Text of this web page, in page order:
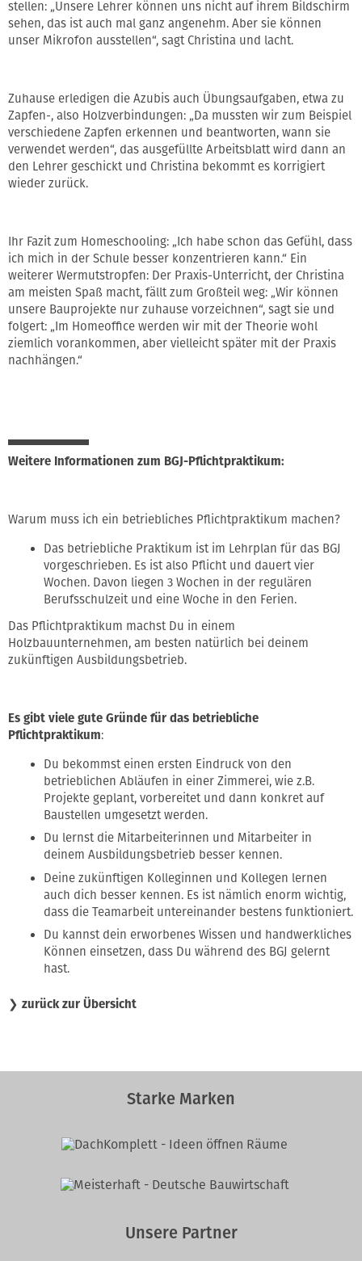
stellen: „Unsere Lehrer können uns nicht auf ihrem Bildschirm
sehen, das ist auch mal ganz angenehm. Aber sie können
unser Mikrofon ausstellen“, sagt Christina und lacht.
Zuhause erledigen die Azubis auch Übungsaufgaben, etwa zu
Zapfen-, also Holzverbindungen: „Da mussten wir zum Beispiel
verschiedene Zapfen erkennen und beantworten, wann sie
verwendet werden“, das ausgefüllte Arbeitsblatt wird dann an
den Lehrer geschickt und Christina bekommt es korrigiert
wieder zurück.
Ihr Fazit zum Homeschooling: „Ich habe schon das Gefühl, dass
ich mich in der Schule besser konzentrieren kann.“ Ein
weiterer Wermutstropfen: Der Praxis-Unterricht, der Christina
am meisten Spaß macht, fällt zum Großteil weg: „Wir können
unsere Bauprojekte nur zuhause vorzeichnen“, sagt sie und
folgert: „Im Homeoffice werden wir mit der Theorie wohl
ziemlich vorankommen, aber vielleicht später mit der Praxis
nachhängen.“
Weitere Informationen zum BGJ-Pflichtpraktikum:
Warum muss ich ein betriebliches Pflichtpraktikum machen?
Das betriebliche Praktikum ist im Lehrplan für das BGJ
vorgeschrieben. Es ist also Pflicht und dauert vier
Wochen. Davon liegen 3 Wochen in der regulären
Berufsschulzeit und eine Woche in den Ferien.
Das Pflichtpraktikum machst Du in einem
Holzbauunternehmen, am besten natürlich bei deinem
zukünftigen Ausbildungsbetrieb.
Es gibt viele gute Gründe für das betriebliche
Pflichtpraktikum:
Du bekommst einen ersten Eindruck von den
betrieblichen Abläufen in einer Zimmerei, wie z.B.
Projekte geplant, vorbereitet und dann konkret auf
Baustellen umgesetzt werden.
Du lernst die Mitarbeiterinnen und Mitarbeiter in
deinem Ausbildungsbetrieb besser kennen.
Deine zukünftigen Kolleginnen und Kollegen lernen
auch dich besser kennen. Es ist nämlich enorm wichtig,
dass die Teamarbeit untereinander bestens funktioniert.
Du kannst dein erworbenes Wissen und handwerkliches
Können einsetzen, dass Du während des BGJ gelernt
hast.
❯ zurück zur Übersicht
Starke Marken
Unsere Partner